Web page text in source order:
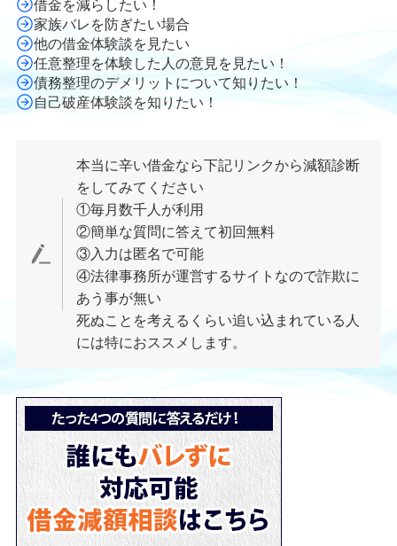
借金を減らしたい！
家族バレを防ぎたい場合
他の借金体験談を見たい
任意整理を体験した人の意見を見たい！
債務整理のデメリットについて知りたい！
自己破産体験談を知りたい！
本当に辛い借金なら下記リンクから減額診断
をしてみてください
①毎月数千人が利用
②簡単な質問に答えて初回無料
③入力は匿名で可能
④法律事務所が運営するサイトなので詐欺に
あう事が無い
死ぬことを考えるくらい追い込まれている人
には特におススメします。